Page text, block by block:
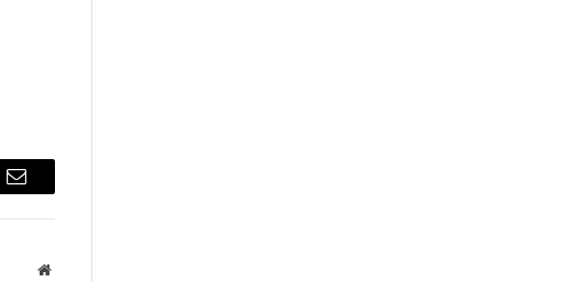
Имэйл
Вэбсайт